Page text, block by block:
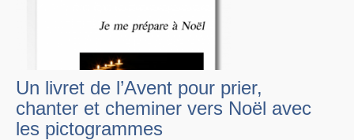
Un livret de l’Avent pour prier,
chanter et cheminer vers Noël avec
les pictogrammes